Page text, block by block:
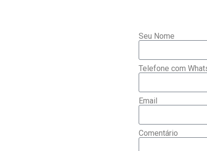
Seu Nome
Telefone com
Email
Comentário